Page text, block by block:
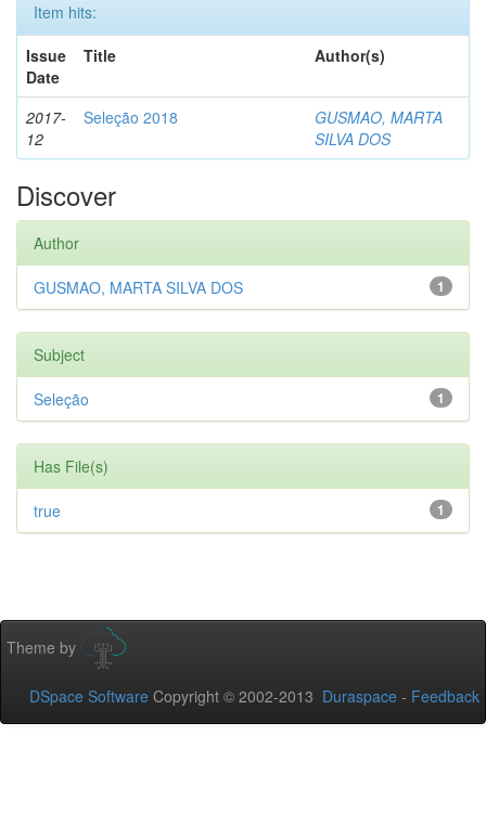
Item hits:
Issue
Date
Title Author(s)
2017-
12
Seleção 2018
GUSMAO, MARTA
SILVA DOS
Discover
Author
1
GUSMAO, MARTA SILVA DOS
Subject
1
Seleção
Has File(s)
1
true
Theme by
DSpace Software Copyright © 2002-2013 Duraspace - Feedback